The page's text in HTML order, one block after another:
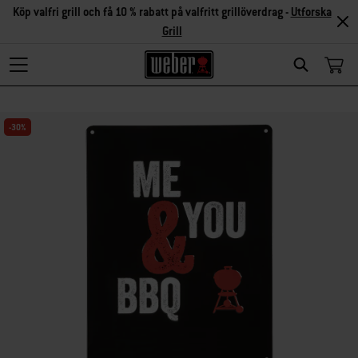
Search
Köp valfri grill och få 10 % rabatt på valfritt grillöverdrag - Utforska
Grill
-30%